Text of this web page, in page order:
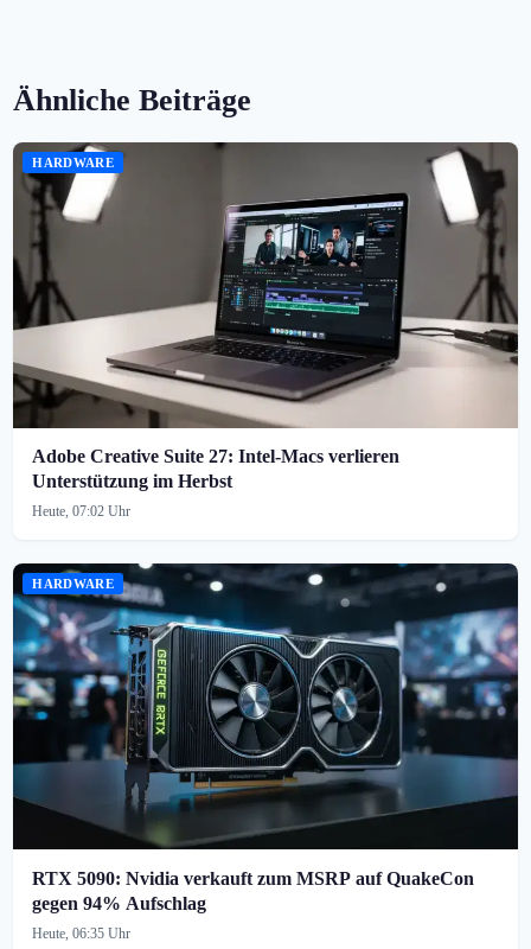
Ähnliche Beiträge
HARDWARE
Adobe Creative Suite 27: Intel-Macs verlieren
Unterstützung im Herbst
Heute, 07:02 Uhr
HARDWARE
RTX 5090: Nvidia verkauft zum MSRP auf QuakeCon
gegen 94% Aufschlag
Heute, 06:35 Uhr